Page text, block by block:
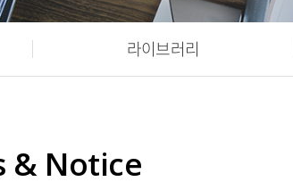
라이브러리
& Notice